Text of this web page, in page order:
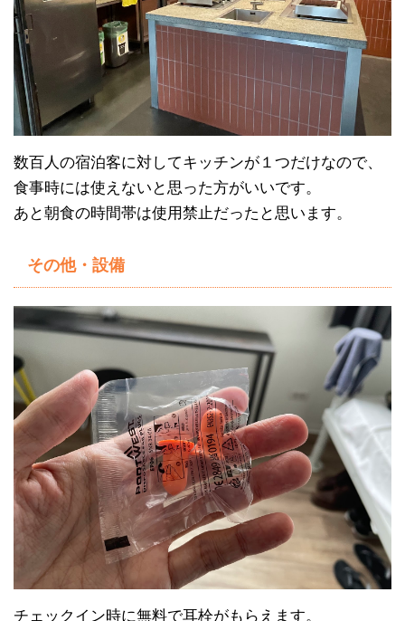
数百人の宿泊客に対してキッチンが１つだけなので、
食事時には使えないと思った方がいいです。
あと朝食の時間帯は使用禁止だったと思います。
その他・設備
チェックイン時に無料で耳栓がもらえます。